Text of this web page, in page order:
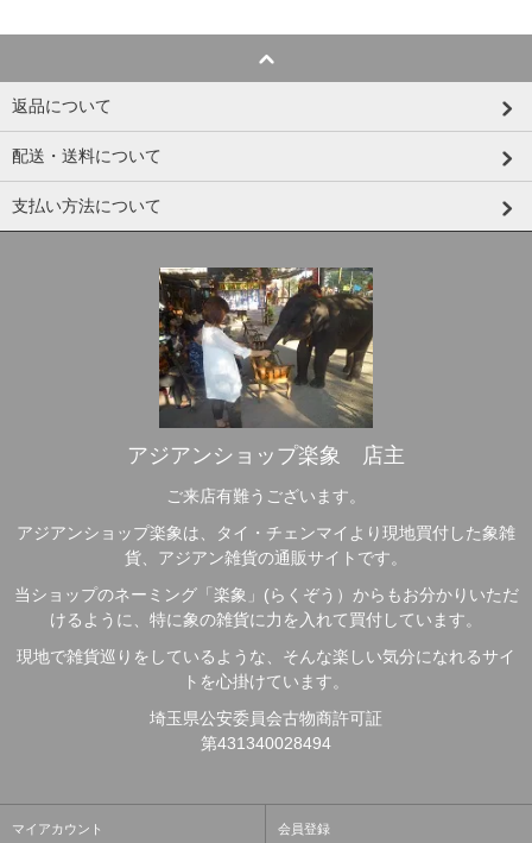
返品について
配送・送料について
支払い方法について
アジアンショップ楽象 店主
ご来店有難うございます。
アジアンショップ楽象は、タイ・チェンマイより現地買付した象雑
貨、アジアン雑貨の通販サイトです。
当ショップのネーミング「楽象」(らくぞう）からもお分かりいただ
けるように、特に象の雑貨に力を入れて買付しています。
現地で雑貨巡りをしているような、そんな楽しい気分になれるサイ
トを心掛けています。
埼玉県公安委員会古物商許可証
第431340028494
マイアカウント 会員登録